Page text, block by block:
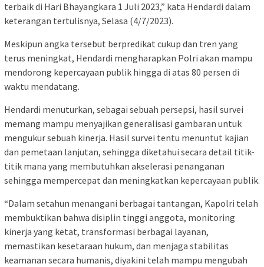
terbaik di Hari Bhayangkara 1 Juli 2023,” kata Hendardi dalam
keterangan tertulisnya, Selasa (4/7/2023).
Meskipun angka tersebut berpredikat cukup dan tren yang
terus meningkat, Hendardi mengharapkan Polri akan mampu
mendorong kepercayaan publik hingga di atas 80 persen di
waktu mendatang.
Hendardi menuturkan, sebagai sebuah persepsi, hasil survei
memang mampu menyajikan generalisasi gambaran untuk
mengukur sebuah kinerja. Hasil survei tentu menuntut kajian
dan pemetaan lanjutan, sehingga diketahui secara detail titik-
titik mana yang membutuhkan akselerasi penanganan
sehingga mempercepat dan meningkatkan kepercayaan publik.
“Dalam setahun menangani berbagai tantangan, Kapolri telah
membuktikan bahwa disiplin tinggi anggota, monitoring
kinerja yang ketat, transformasi berbagai layanan,
memastikan kesetaraan hukum, dan menjaga stabilitas
keamanan secara humanis, diyakini telah mampu mengubah